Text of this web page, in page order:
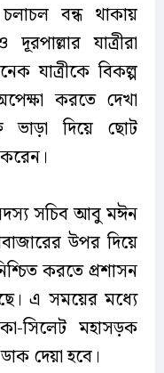
বন্ধ থাকায়
যাত্রীরা
যাত্রীকে বিকল্প
করতে দেখা
ভাড়া দিয়ে ছোট
করেন।
সচিব আবু মঈন
উপর দিয়ে
করতে প্রশাসন
এ সময়ের মধ্যে
সিলেট মহাসড়ক
দেয়া হবে।